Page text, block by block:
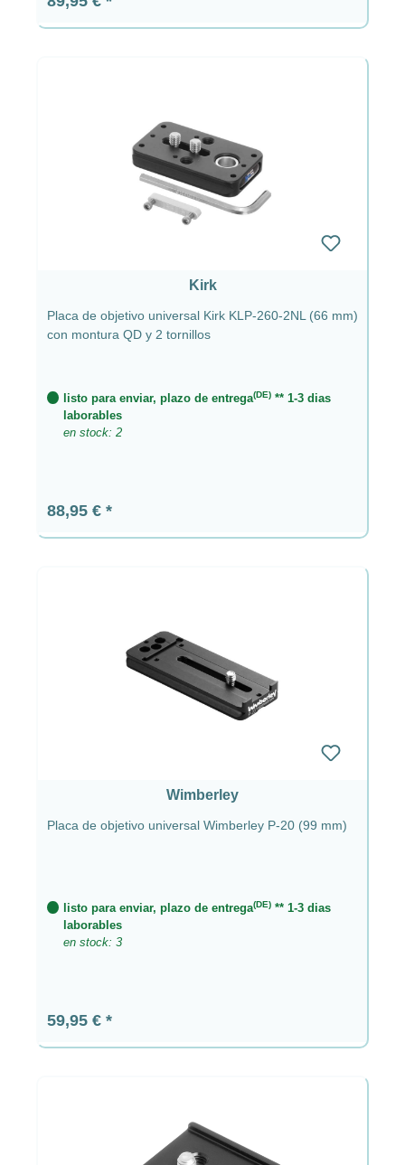
Kirk
Placa de objetivo universal Kirk KLP-260-2NL (66 mm)
con montura QD y 2 tornillos
listo para enviar, plazo de entrega(DE)** 1-3 dias
laborables
en stock: 2
Precio normal:
88,95 €
Wimberley
Placa de objetivo universal Wimberley P-20 (99 mm)
listo para enviar, plazo de entrega(DE)** 1-3 dias
laborables
en stock: 3
Precio normal:
59,95 €